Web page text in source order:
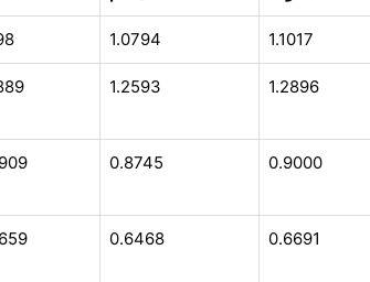
1.1017
1.0794
1.2896
1.2593
0.9000
0.8745
0.6691
0.6468